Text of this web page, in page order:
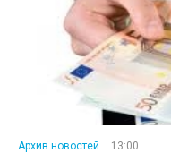
Архив новостей
13:00